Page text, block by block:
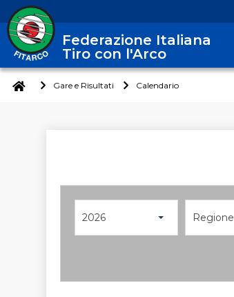
Federazione Italiana
Tiro con l'Arco
Gare e Risultati Calendario
2026 Regione